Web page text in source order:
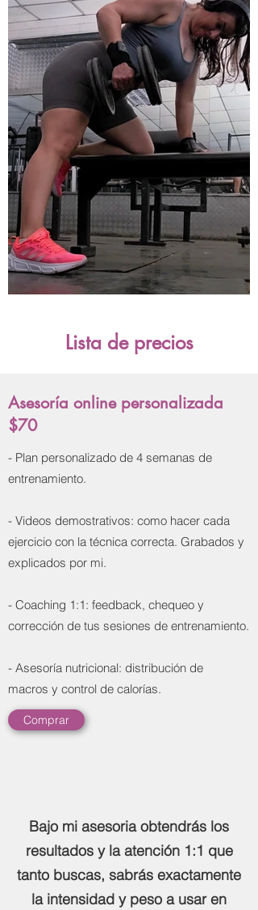
Lista de precios
Asesoría online personalizada
$70
- Plan personalizado de 4 semanas de
entrenamiento.
- Videos demostrativos: como hacer cada
ejercicio con la técnica correcta. Grabados y
explicados por mi.
- Coaching 1:1: feedback, chequeo y
corrección de tus sesiones de entrenamiento.
- Asesoría nutricional: distribución de
macros y control de calorías.
Comprar
Bajo mi asesoria obtendrás los
resultados y la atención 1:1 que
tanto buscas, sabrás exactamente
la intensidad y peso a usar en